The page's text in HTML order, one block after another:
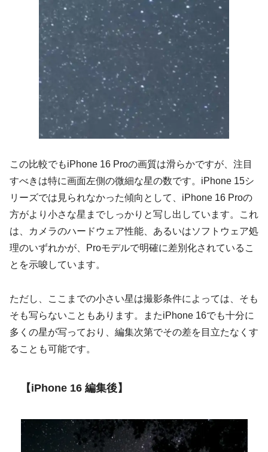
この比較でもiPhone 16 Proの画質は滑らかですが、注目
すべきは特に画面左側の微細な星の数です。iPhone 15シ
リーズでは見られなかった傾向として、iPhone 16 Proの
方がより小さな星までしっかりと写し出しています。これ
は、カメラのハードウェア性能、あるいはソフトウェア処
理のいずれかが、Proモデルで明確に差別化されているこ
とを示唆しています。
ただし、ここまでの小さい星は撮影条件によっては、そも
そも写らないこともあります。またiPhone 16でも十分に
多くの星が写っており、編集次第でその差を目立たなくす
ることも可能です。
【iPhone 16 編集後】